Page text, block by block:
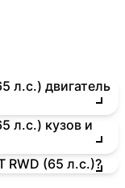
л.с.) двигатель
л.с.) кузов и
RWD (65 л.с.)?